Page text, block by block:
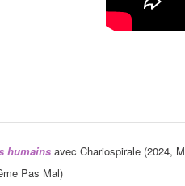
humains avec Chariospirale (2024,
Pas Mal)